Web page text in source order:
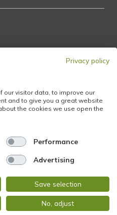
Privacy policy
our visitor data, to improve our
and to give you a great website
the cookies we use open the
Performance
Advertising
Save selection
No, adjust